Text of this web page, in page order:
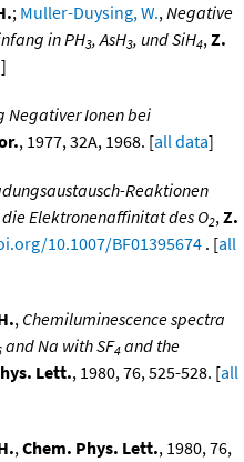
; Muller-Duysing, W.,Negative
in PH3, AsH3, und SiH4,Z.
]
Negativer Ionen bei
, 1977, 32A, 1968. [all data]
Reaktionen
Elektronenaffinitat des O2,Z.
10.1007/BF01395674. [all
, Chemiluminescence spectra
and Na with SF4 and the
Lett., 1980, 76, 525-528. [all
,Chem. Phys. Lett., 1980, 76,